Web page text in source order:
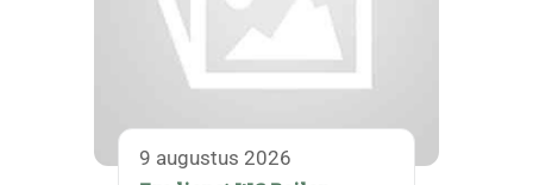
9 augustus 2026